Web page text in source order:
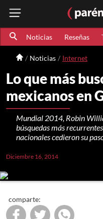
Noticias Reseñas
Noticias Internet
Lo que más
mexicanos en
Mundial 2014, Robin
búsquedas más
nacionales cedieron su
Diciembre 16, 2014
comparte: